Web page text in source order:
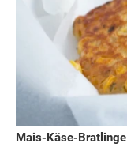
Mais-Käse-Bratlinge